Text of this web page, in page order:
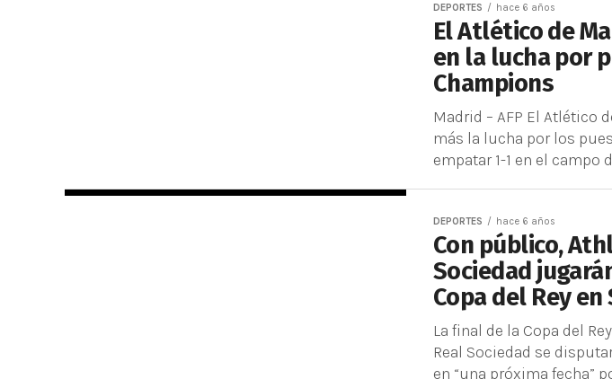
DEPORTES hace 6 años
El Atlético de
en la lucha por
Champions
Madrid – AFP El Atlético
más la lucha por los
empatar 1-1 en el campo
DEPORTES hace 6 años
Con público,
Sociedad
Copa del Rey
La final de la Copa del
Real Sociedad se
en “una próxima fecha”